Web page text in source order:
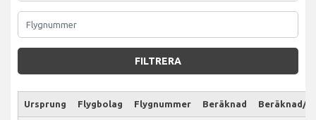
FILTRERA
Ursprung Flygbolag Flygnummer Beräknad Beräknad/